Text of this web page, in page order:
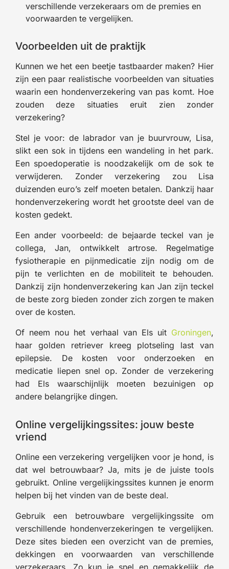
verschillende verzekeraars om de premies en
voorwaarden te vergelijken.
Voorbeelden uit de praktijk
Kunnen we het een beetje tastbaarder maken? Hier
zijn een paar realistische voorbeelden van situaties
waarin een hondenverzekering van pas komt. Hoe
zouden deze situaties eruit zien zonder
verzekering?
Stel je voor: de labrador van je buurvrouw, Lisa,
slikt een sok in tijdens een wandeling in het park.
Een spoedoperatie is noodzakelijk om de sok te
verwijderen. Zonder verzekering zou Lisa
duizenden euro’s zelf moeten betalen. Dankzij haar
hondenverzekering wordt het grootste deel van de
kosten gedekt.
Een ander voorbeeld: de bejaarde teckel van je
collega, Jan, ontwikkelt artrose. Regelmatige
fysiotherapie en pijnmedicatie zijn nodig om de
pijn te verlichten en de mobiliteit te behouden.
Dankzij zijn hondenverzekering kan Jan zijn teckel
de beste zorg bieden zonder zich zorgen te maken
over de kosten.
Of neem nou het verhaal van Els uit Groningen,
haar golden retriever kreeg plotseling last van
epilepsie. De kosten voor onderzoeken en
medicatie liepen snel op. Zonder de verzekering
had Els waarschijnlijk moeten bezuinigen op
andere belangrijke dingen.
Online vergelijkingssites: jouw beste
vriend
Online een verzekering vergelijken voor je hond, is
dat wel betrouwbaar? Ja, mits je de juiste tools
gebruikt. Online vergelijkingssites kunnen je enorm
helpen bij het vinden van de beste deal.
Gebruik een betrouwbare vergelijkingssite om
verschillende hondenverzekeringen te vergelijken.
Deze sites bieden een overzicht van de premies,
dekkingen en voorwaarden van verschillende
verzekeraars. Zo kun je snel en gemakkelijk de